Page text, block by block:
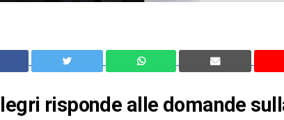
risponde alle domande